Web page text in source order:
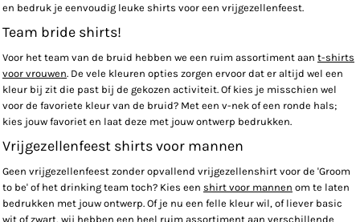
en bedruk je eenvoudig leuke shirts voor een vrijgezellenfeest.
Team bride shirts!
Voor het team van de bruid hebben we een ruim assortiment aan t-shirts
voor vrouwen. De vele kleuren opties zorgen ervoor dat er altijd wel een
kleur bij zit die past bij de gekozen activiteit. Of kies je misschien wel
voor de favoriete kleur van de bruid? Met een v-nek of een ronde hals;
kies jouw favoriet en laat deze met jouw ontwerp bedrukken.
Vrijgezellenfeest shirts voor mannen
Geen vrijgezellenfeest zonder opvallend vrijgezellenshirt voor de 'Groom
to be' of het drinking team toch? Kies een shirt voor mannen om te laten
bedrukken met jouw ontwerp. Of je nu een felle kleur wil, of liever basic
wit of zwart, wij hebben een heel ruim assortiment aan verschillende